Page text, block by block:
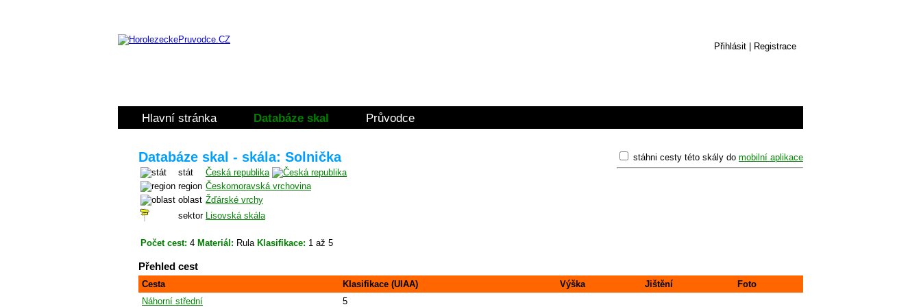
Přihlásit Registrace
Hlavní stránka Databáze skal Průvodce
stáhni cesty této skály do mobilní aplikace
Databáze skal - skála: Solnička
stát
Česká republika
region Českomoravská vrchovina
oblast Žďárské vrchy
sektor Lisovská skála
Počet cest: 4 Materiál: Rula Klasifikace: 1 až 5
Přehled cest
Cesta Klasifikace (UIAA) Výška Jištění
Foto
Náhorní střední
5